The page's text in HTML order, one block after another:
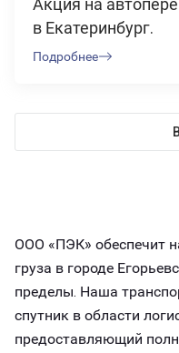
Акция на
в Екатеринбург.
Подробнее
ООО «ПЭК» обеспечит
груза в городе
пределы. Наша
спутник в области
предоставляющий